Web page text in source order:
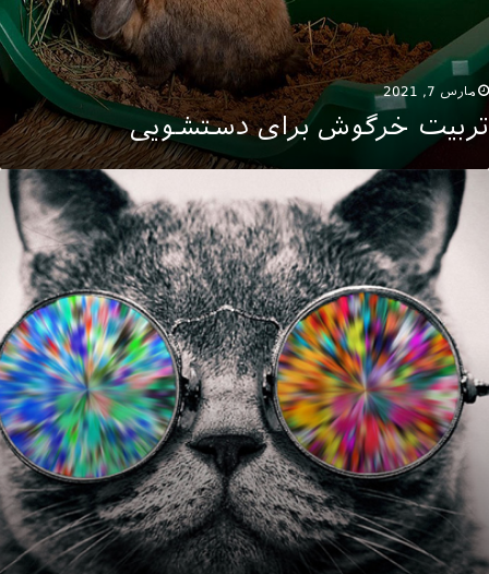
مارس 7, 2021
تربیت خرگوش برای دستشویی
توانایی
های
ذهنی